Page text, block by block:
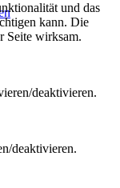
und das
kann. Die
Seite wirksam.
deaktivieren.
deaktivieren.